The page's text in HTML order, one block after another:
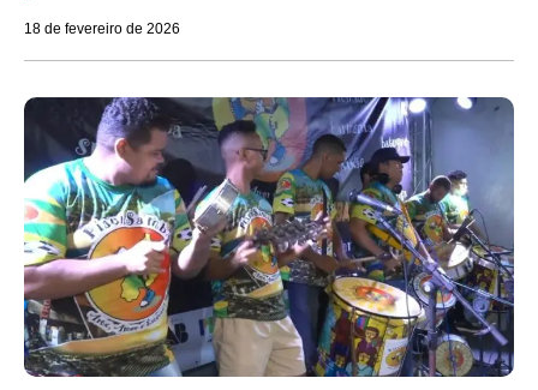
18 de fevereiro de 2026